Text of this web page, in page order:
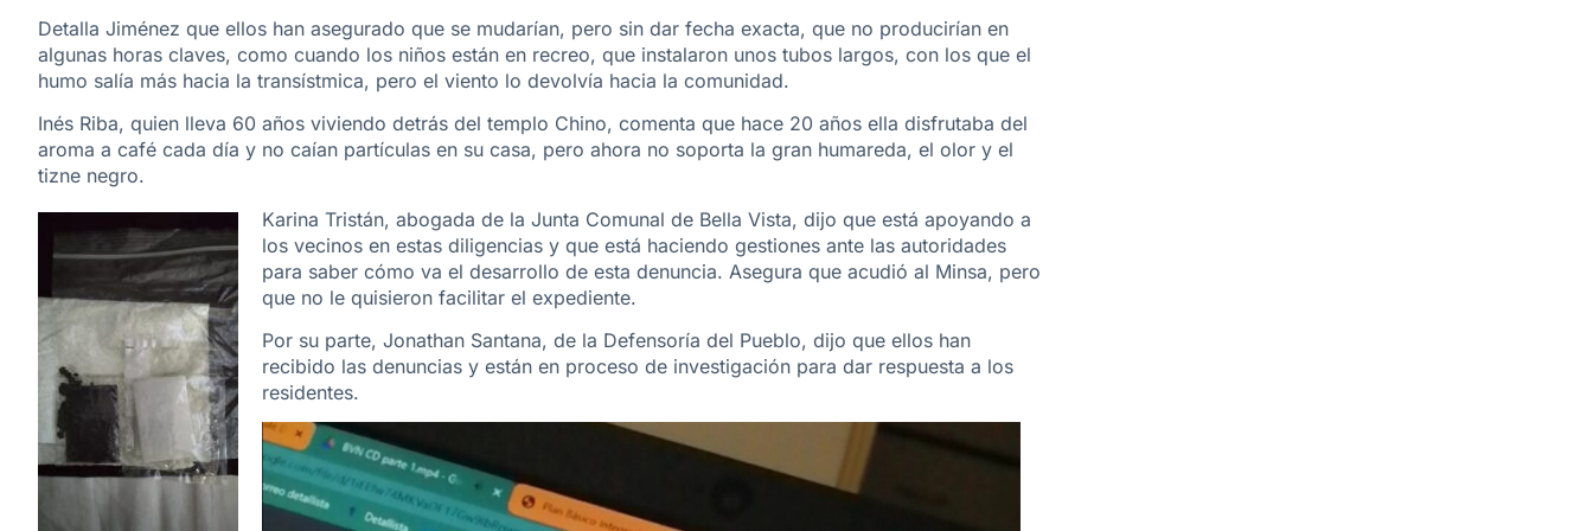
Detalla Jiménez que ellos han asegurado que se mudarían, pero sin dar fecha exacta, que no producirían en
algunas horas claves, como cuando los niños están en recreo, que instalaron unos tubos largos, con los que el
humo salía más hacia la transístmica, pero el viento lo devolvía hacia la comunidad.
Inés Riba, quien lleva 60 años viviendo detrás del templo Chino, comenta que hace 20 años ella disfrutaba del
aroma a café cada día y no caían partículas en su casa, pero ahora no soporta la gran humareda, el olor y el
tizne negro.
Karina Tristán, abogada de la Junta Comunal de Bella Vista, dijo que está apoyando a
los vecinos en estas diligencias y que está haciendo gestiones ante las autoridades
para saber cómo va el desarrollo de esta denuncia. Asegura que acudió al Minsa, pero
que no le quisieron facilitar el expediente.
Por su parte, Jonathan Santana, de la Defensoría del Pueblo, dijo que ellos han
recibido las denuncias y están en proceso de investigación para dar respuesta a los
residentes.